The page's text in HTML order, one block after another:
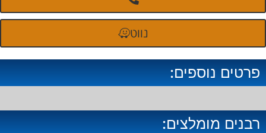
נווט
פרטים נוספים:
רבנים מומלצים: